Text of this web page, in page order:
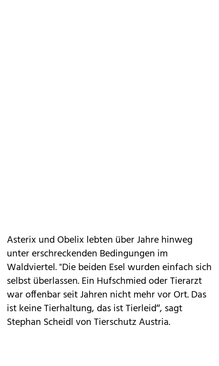
Asterix und Obelix lebten über Jahre hinweg
unter erschreckenden Bedingungen im
Waldviertel. "Die beiden Esel wurden einfach sich
selbst überlassen. Ein Hufschmied oder Tierarzt
war offenbar seit Jahren nicht mehr vor Ort. Das
ist keine Tierhaltung, das ist Tierleid“, sagt
Stephan Scheidl von Tierschutz Austria.